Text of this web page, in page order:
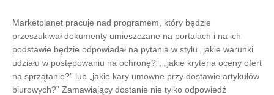
Marketplanet pracuje nad programem, który będzie
przeszukiwał dokumenty umieszczane na portalach i na ich
podstawie będzie odpowiadał na pytania w stylu „jakie warunki
udziału w postępowaniu na ochronę?”, „jakie kryteria oceny ofert
na sprzątanie?” lub „jakie kary umowne przy dostawie artykułów
biurowych?” Zamawiający dostanie nie tylko odpowiedź